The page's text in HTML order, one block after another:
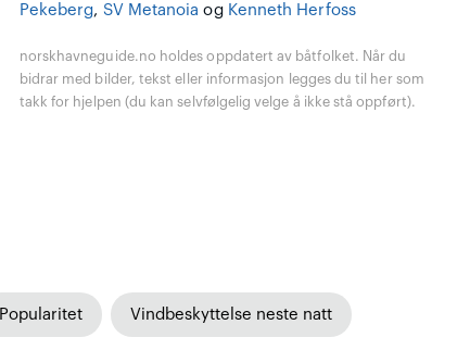
Pekeberg, SV Metanoia og Kenneth Herfoss
norskhavneguide.no holdes oppdatert av båtfolket. Når du
bidrar med bilder, tekst eller informasjon legges du til her som
takk for hjelpen (du kan selvfølgelig velge å ikke stå oppført).
Popularitet Vindbeskyttelse neste natt